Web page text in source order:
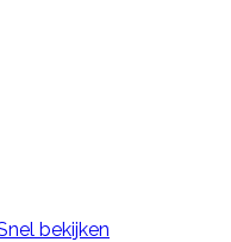
bekijken